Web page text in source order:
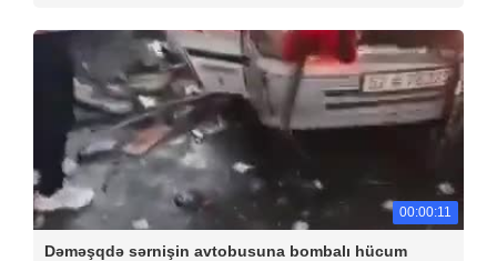
00:00:11
Dəməşqdə sərnişin avtobusuna bombalı hücum